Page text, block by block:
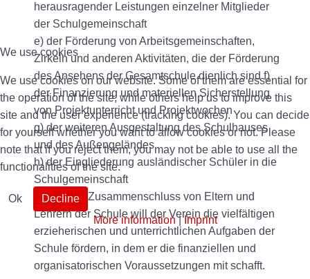
herausragender Leistungen einzelner Mitglieder
der Schulgemeinschaft
e) der Förderung von Arbeitsgemeinschaften,
Zirkeln und anderen Aktivitäten, die der Förderung
des Ansehens der Gesamtschule dienlich sind f)
der Finanzierung und materiellen Sicherstellung
von Projektunterricht und Projektwochen
g) der weiteren Ausgestaltung des Schulhauses
und des Außengeländes
h) der Eingliederung ausländischer Schüler in die
Schulgemeinschaft
Durch den Zusammenschluss von Eltern und
Lehrern der Schule will der Verein die vielfältigen
erzieherischen und unterrichtlichen Aufgaben der
Schule fördern, in dem er die finanziellen und
organisatorischen Voraussetzungen mit schafft.
We use cookies
We use cookies on our website. Some of them are essential for
the operation of the site, while others help us to improve this
site and the user experience (tracking cookies). You can decide
for yourself whether you want to allow cookies or not. Please
note that if you reject them, you may not be able to use all the
functionalities of the site.
Ok
Decline
More information|Imprint